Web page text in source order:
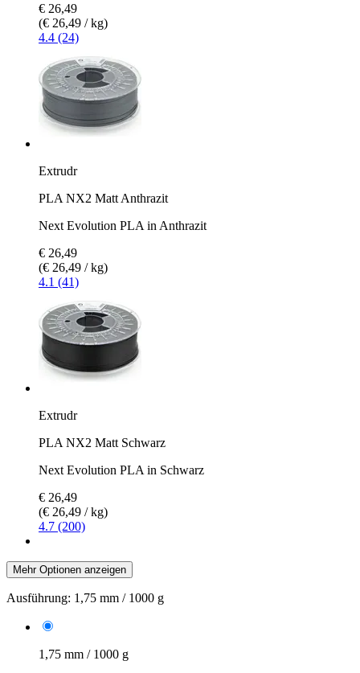
€ 26,49
(€ 26,49 / kg)
4.4 (24)
Extrudr
PLA NX2 Matt Anthrazit
Next Evolution PLA in Anthrazit
€ 26,49
(€ 26,49 / kg)
4.1 (41)
Extrudr
PLA NX2 Matt Schwarz
Next Evolution PLA in Schwarz
€ 26,49
(€ 26,49 / kg)
4.7 (200)
Mehr Optionen anzeigen
Ausführung: 1,75 mm / 1000 g
1,75 mm / 1000 g